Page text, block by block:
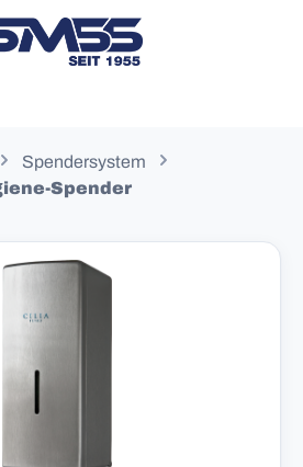
enthält 0 Positionen. Der
Spendersystem
Spender